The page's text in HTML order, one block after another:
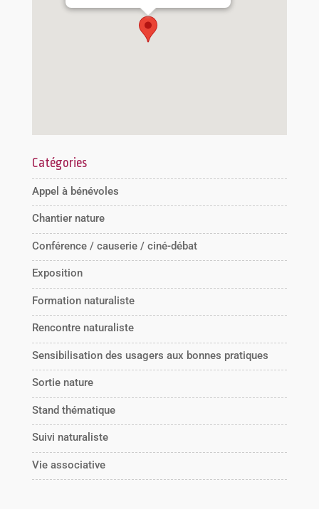
Catégories
Appel à bénévoles
Chantier nature
Conférence / causerie / ciné-débat
Exposition
Formation naturaliste
Rencontre naturaliste
Sensibilisation des usagers aux bonnes pratiques
Sortie nature
Stand thématique
Suivi naturaliste
Vie associative